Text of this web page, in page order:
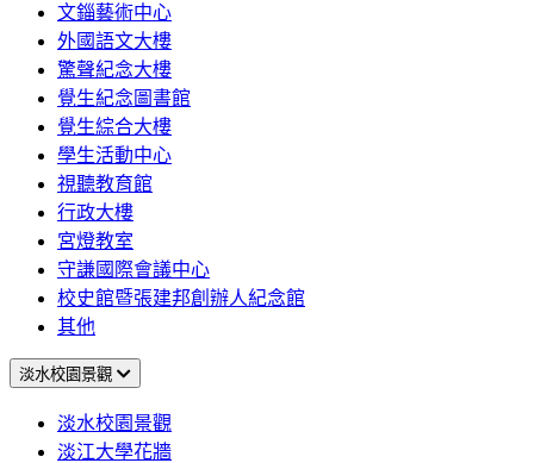
文錙藝術中心
外國語文大樓
驚聲紀念大樓
覺生紀念圖書館
覺生綜合大樓
學生活動中心
視聽教育館
行政大樓
宮燈教室
守謙國際會議中心
校史館暨張建邦創辦人紀念館
其他
淡水校園景觀
淡水校園景觀
淡江大學花牆